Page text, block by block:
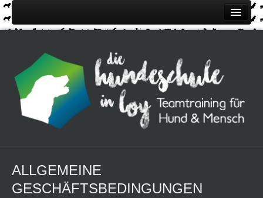
Home
Über uns
Kurse
Kontakt
Impressionen
ALLGEMEINE
GESCHÄFTSBEDINGUNGEN